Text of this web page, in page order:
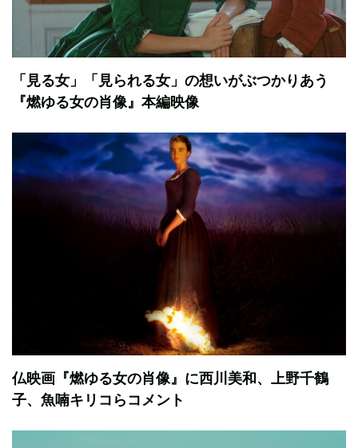
「見る女」「見られる女」の想いがぶつかりあう
『燃ゆる女の肖像』本編映像
仏映画『燃ゆる女の肖像』に西川美和、上野千鶴
子、魚喃キリコらコメント